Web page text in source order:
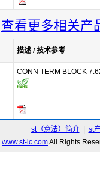
查看更多相关产
描述 / 技术参考
CONN TERM BLOCK
st（意法）简介| st
www.st-ic.comAll Rights